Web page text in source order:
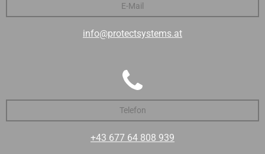
E-Mail
info@protectsystems.at
Telefon
+43 677 64 808 939